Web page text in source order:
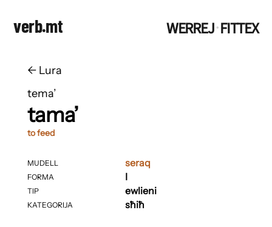
verb.mt WERREJ·FITTEX
← ​​Lura
tema’
tama’
to feed
MUDELL
FORMA
TIP
KATEGORIJA
seraq
I
ewlieni
sħiħ